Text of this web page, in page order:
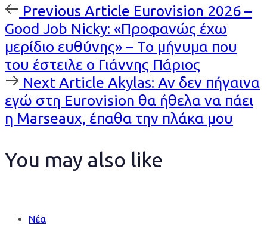
Previous
Article
Previous Article Eurovision 2026 –
Good Job Nicky: «Προφανώς έχω
μερίδιο ευθύνης» – Το μήνυμα που
του έστειλε ο Γιάννης Πάριος
Next
Article
Next Article Akylas: Αν δεν πήγαινα
εγώ στη Eurovision θα ήθελα να πάει
η Marseaux, έπαθα την πλάκα μου
You may also like
Νέα